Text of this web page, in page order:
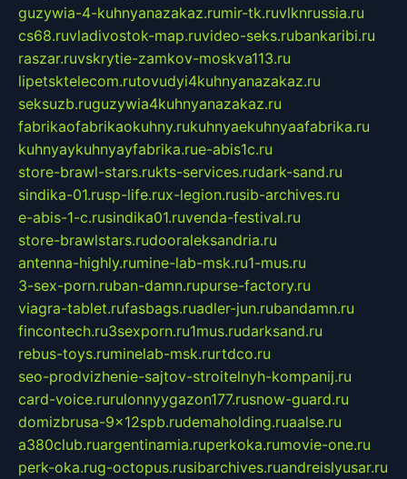
guzywia-4-kuhnyanazakaz.rumir-tk.ruvlknrussia.ru
cs68.ruvladivostok-map.ruvideo-seks.rubankaribi.ru
raszar.ruvskrytie-zamkov-moskva113.ru
lipetsktelecom.rutovudyi4kuhnyanazakaz.ru
seksuzb.ruguzywia4kuhnyanazakaz.ru
fabrikaofabrikaokuhny.rukuhnyaekuhnyaafabrika.ru
kuhnyaykuhnyayfabrika.rue-abis1c.ru
store-brawl-stars.rukts-services.rudark-sand.ru
sindika-01.rusp-life.rux-legion.rusib-archives.ru
e-abis-1-c.rusindika01.ruvenda-festival.ru
store-brawlstars.rudooraleksandria.ru
antenna-highly.rumine-lab-msk.ru1-mus.ru
3-sex-porn.ruban-damn.rupurse-factory.ru
viagra-tablet.rufasbags.ruadler-jun.rubandamn.ru
fincontech.ru3sexporn.ru1mus.rudarksand.ru
rebus-toys.ruminelab-msk.rurtdco.ru
seo-prodvizhenie-sajtov-stroitelnyh-kompanij.ru
card-voice.rurulonnyygazon177.rusnow-guard.ru
domizbrusa-9x12spb.rudemaholding.ruaalse.ru
a380club.ruargentinamia.ruperkoka.rumovie-one.ru
perk-oka.rug-octopus.rusibarchives.ruandreislyusar.ru